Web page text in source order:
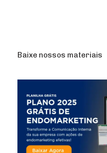
Baixe nossos materiais